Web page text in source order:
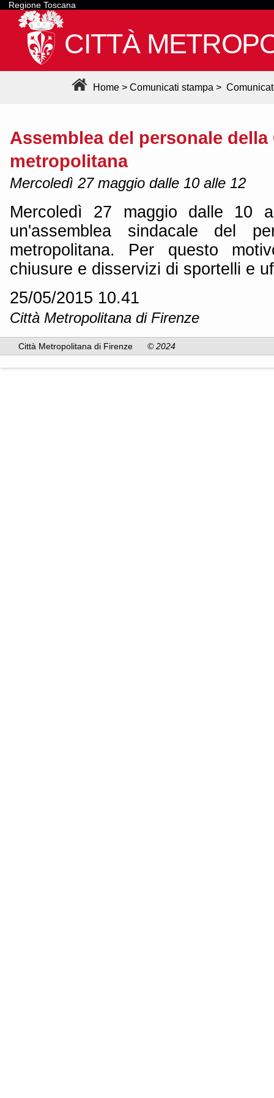
Regione Toscana
CITTÀ
Home > Comunicati stampa >
Assemblea del personale della
metropolitana
Mercoledì 27 maggio dalle 10 alle 12
Mercoledì 27 maggio dalle 10
un'assemblea sindacale del
metropolitana. Per questo
chiusure e disservizi di sportelli e
25/05/2015 10.41
Città Metropolitana di Firenze
Città Metropolitana di Firenze © 2024